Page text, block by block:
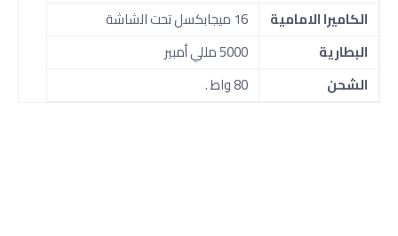
الكاميرا الامامية
16 ميجابكسل تحت الشاشة
البطارية
5000 مللي أمبير
الشحن
80 واط .